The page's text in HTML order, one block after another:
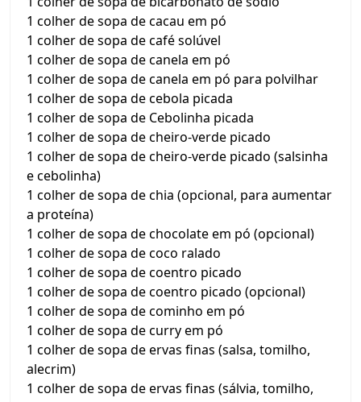
1 colher de sopa de cacau em pó
1 colher de sopa de café solúvel
1 colher de sopa de canela em pó
1 colher de sopa de canela em pó para polvilhar
1 colher de sopa de cebola picada
1 colher de sopa de Cebolinha picada
1 colher de sopa de cheiro-verde picado
1 colher de sopa de cheiro-verde picado (salsinha
e cebolinha)
1 colher de sopa de chia (opcional, para aumentar
a proteína)
1 colher de sopa de chocolate em pó (opcional)
1 colher de sopa de coco ralado
1 colher de sopa de coentro picado
1 colher de sopa de coentro picado (opcional)
1 colher de sopa de cominho em pó
1 colher de sopa de curry em pó
1 colher de sopa de ervas finas (salsa, tomilho,
alecrim)
1 colher de sopa de ervas finas (sálvia, tomilho,